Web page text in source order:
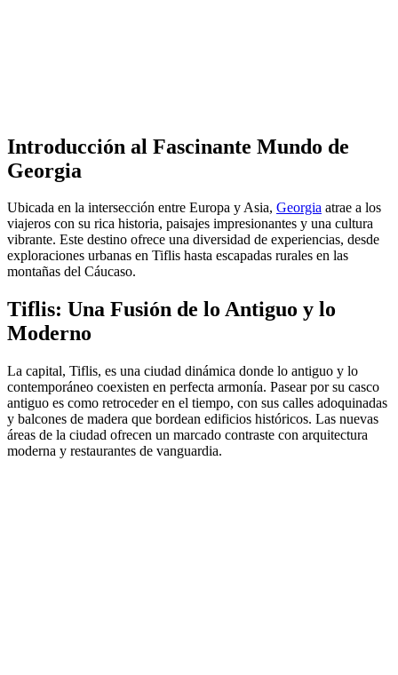
Introducción al Fascinante Mundo de
Georgia
Ubicada en la intersección entre Europa y Asia, Georgia atrae a los
viajeros con su rica historia, paisajes impresionantes y una cultura
vibrante. Este destino ofrece una diversidad de experiencias, desde
exploraciones urbanas en Tiflis hasta escapadas rurales en las
montañas del Cáucaso.
Tiflis: Una Fusión de lo Antiguo y lo
Moderno
La capital, Tiflis, es una ciudad dinámica donde lo antiguo y lo
contemporáneo coexisten en perfecta armonía. Pasear por su casco
antiguo es como retroceder en el tiempo, con sus calles adoquinadas
y balcones de madera que bordean edificios históricos. Las nuevas
áreas de la ciudad ofrecen un marcado contraste con arquitectura
moderna y restaurantes de vanguardia.